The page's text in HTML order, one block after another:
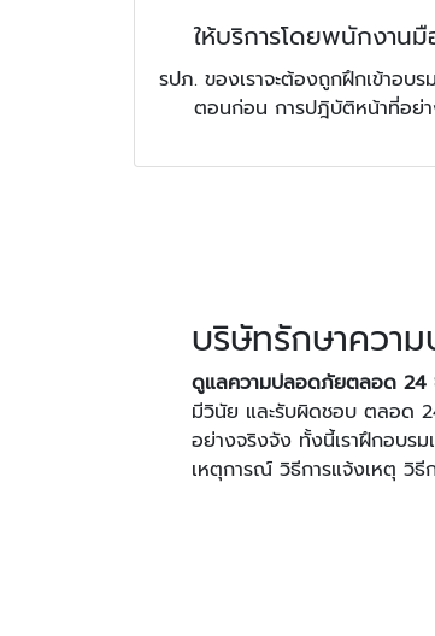
ให้บริการโดยพนักงาน
รปภ. ของเราจะต้องถูกฝึกเข้าอบร
ตอนก่อน การปฎิบัติหน้าที่อย่
บริษัทรักษาควา
ดูแลความปลอดภัยตลอด 24
มีวินัย และรับผิดชอบ ตลอด
อย่างจริงจัง ทั้งนี้เราฝึกอบร
เหตุการณ์ วิธีการแจ้งเหตุ วิธี